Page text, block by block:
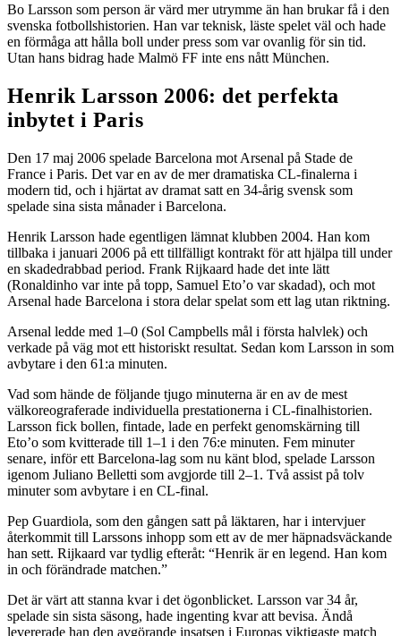
Bo Larsson som person är värd mer utrymme än han brukar få i den
svenska fotbollshistorien. Han var teknisk, läste spelet väl och hade
en förmåga att hålla boll under press som var ovanlig för sin tid.
Utan hans bidrag hade Malmö FF inte ens nått München.
Henrik Larsson 2006: det perfekta
inbytet i Paris
Den 17 maj 2006 spelade Barcelona mot Arsenal på Stade de
France i Paris. Det var en av de mer dramatiska CL-finalerna i
modern tid, och i hjärtat av dramat satt en 34-årig svensk som
spelade sina sista månader i Barcelona.
Henrik Larsson hade egentligen lämnat klubben 2004. Han kom
tillbaka i januari 2006 på ett tillfälligt kontrakt för att hjälpa till under
en skadedrabbad period. Frank Rijkaard hade det inte lätt
(Ronaldinho var inte på topp, Samuel Eto’o var skadad), och mot
Arsenal hade Barcelona i stora delar spelat som ett lag utan riktning.
Arsenal ledde med 1–0 (Sol Campbells mål i första halvlek) och
verkade på väg mot ett historiskt resultat. Sedan kom Larsson in som
avbytare i den 61:a minuten.
Vad som hände de följande tjugo minuterna är en av de mest
välkoreograferade individuella prestationerna i CL-finalhistorien.
Larsson fick bollen, fintade, lade en perfekt genomskärning till
Eto’o som kvitterade till 1–1 i den 76:e minuten. Fem minuter
senare, inför ett Barcelona-lag som nu känt blod, spelade Larsson
igenom Juliano Belletti som avgjorde till 2–1. Två assist på tolv
minuter som avbytare i en CL-final.
Pep Guardiola, som den gången satt på läktaren, har i intervjuer
återkommit till Larssons inhopp som ett av de mer häpnadsväckande
han sett. Rijkaard var tydlig efteråt: “Henrik är en legend. Han kom
in och förändrade matchen.”
Det är värt att stanna kvar i det ögonblicket. Larsson var 34 år,
spelade sin sista säsong, hade ingenting kvar att bevisa. Ändå
levererade han den avgörande insatsen i Europas viktigaste match